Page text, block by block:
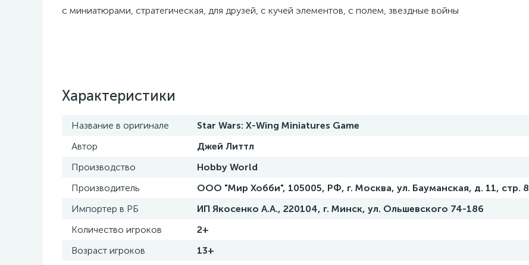
с миниатюрами, стратегическая, для друзей, с кучей элементов, с полем, звездные войны
Характеристики
Название в оригинале
Star Wars: X-Wing Miniatures Game
Автор
Джей Литтл
Производство
Hobby World
Производитель
ООО "Мир Хобби", 105005, РФ, г. Москва, ул. Бауманская, д. 11, стр. 8
Импортер в РБ
ИП Якосенко А.А., 220104, г. Минск, ул. Ольшевского 74-186
Количество игроков
2+
Возраст игроков
13+